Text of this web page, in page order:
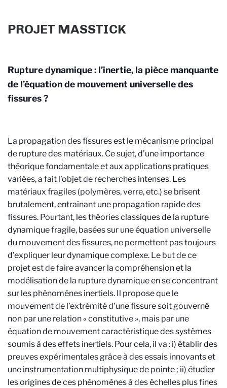
PROJET MASSTICK
Rupture dynamique : l’inertie, la pièce manquante
de l’équation de mouvement universelle des
fissures ?
La propagation des fissures est le mécanisme principal
de rupture des matériaux. Ce sujet, d’une importance
théorique fondamentale et aux applications pratiques
variées, a fait l’objet de recherches intenses. Les
matériaux fragiles (polymères, verre, etc.) se brisent
brutalement, entraînant une propagation rapide des
fissures. Pourtant, les théories classiques de la rupture
dynamique fragile, basées sur une équation universelle
du mouvement des fissures, ne permettent pas toujours
d’expliquer leur dynamique complexe. Le but de ce
projet est de faire avancer la compréhension et la
modélisation de la rupture dynamique en se concentrant
sur les phénomènes inertiels. Il propose que le
mouvement de l’extrémité d’une fissure soit gouverné
non par une relation « constitutive », mais par une
équation de mouvement caractéristique des systèmes
soumis à des effets inertiels. Pour cela, il va : i) établir des
preuves expérimentales grâce à des essais innovants et
une instrumentation multiphysique de pointe ; ii) étudier
les origines de ces phénomènes à des échelles plus fines